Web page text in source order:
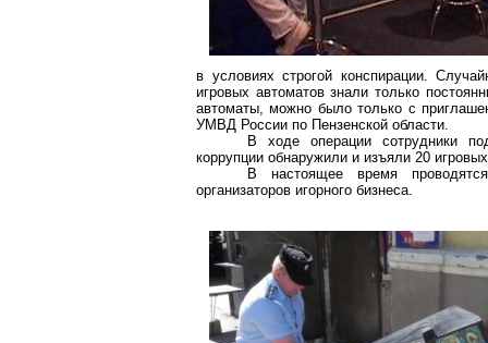
в условиях строгой конспирации.
игровых автоматов знали только
автоматы, можно было только с
УМВД России по Пензенской области.
В ходе операции сотрудники
коррупции обнаружили и изъяли 20
В настоящее время
организаторов игорного бизнеса.